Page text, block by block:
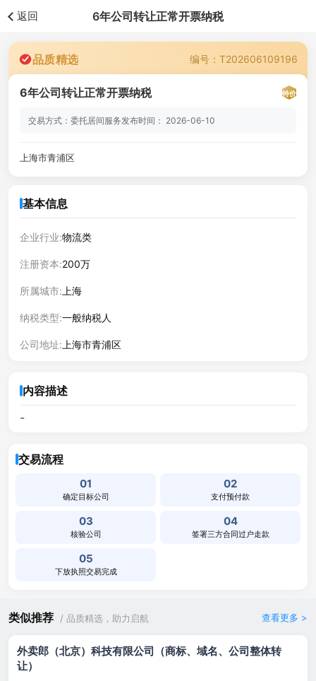
返回 6年公司转让正常开票纳税
品质精选 编号：T202606109196
6年公司转让正常开票纳税 特价
交易方式：委托居间服务发布时间： 2026-06-10
上海市青浦区
基本信息
企业行业:物流类
注册资本:200万
所属城市: 上海
纳税类型:一般纳税人
公司地址: 上海市青浦区
内容描述
-
交易流程
01
确定目标公司
02
支付预付款
03
核验公司
04
签署三方合同过户走款
05
下放执照交易完成
类似推荐 / 品质精选，助力启航 查看更多 >
外卖郎（北京）科技有限公司（商标、域名、公司整体转
让）